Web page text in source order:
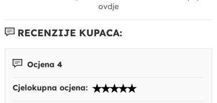
ovdje
RECENZIJE KUPACA:
Ocjena 4
Cjelokupna ocjena: